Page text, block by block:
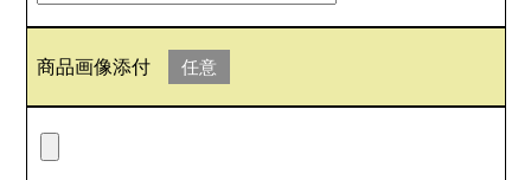
商品画像添付 任意